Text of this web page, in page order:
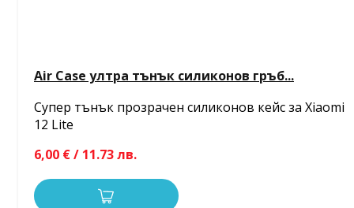
Air Case ултра тънък силиконов гръб...
Супер тънък прозрачен силиконов кейс за Xiaomi
12 Lite
6,00 € / 11.73 лв.